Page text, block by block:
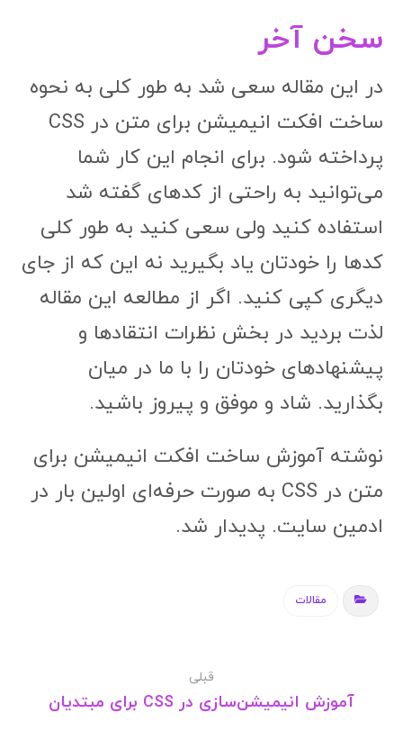
سخن آخر
در این مقاله سعی شد به طور کلی به نحوه
ساخت افکت انیمیشن برای متن در CSS
پرداخته شود. برای انجام این کار شما
می‌توانید به راحتی از کدهای گفته شد
استفاده کنید ولی سعی کنید به طور کلی
کدها را خودتان یاد بگیرید نه این که از جای
دیگری کپی کنید. اگر از مطالعه این مقاله
لذت بردید در بخش نظرات انتقادها و
پیشنهادهای خودتان را با ما در میان
بگذارید. شاد و موفق و پیروز باشید.
نوشته آموزش ساخت افکت انیمیشن برای
متن در CSS به صورت حرفه‌ای اولین بار در
ادمین سایت. پدیدار شد.
مقالات
قبلی
آموزش انیمیشن‌سازی در CSS برای مبتدیان